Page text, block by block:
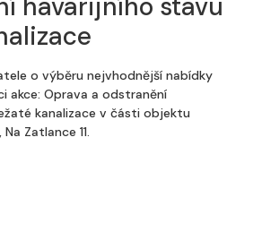
o výběru nejvhodnější nabídky
akce: Oprava a odstranění
kanalizace v části objektu
Zatlance 11.